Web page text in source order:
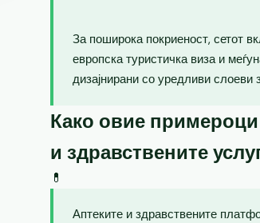
За поширока покриеност, сетот
европска туристичка виза и
дизајнирани со уредливи
Како овие
и здравствените
💊
Аптеките и здравствените